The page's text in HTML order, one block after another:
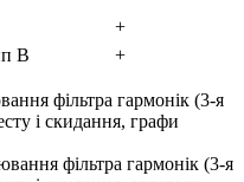
+
B +
фільтра гармонік (3-я
і скидання, графи
фільтра гармонік (3-я